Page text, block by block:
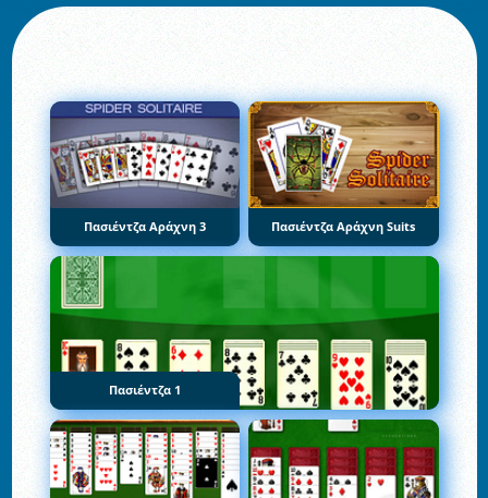
Πασιέντζα Αράχνη 3 Πασιέντζα Αράχνη Suits
Πασιέντζα 1